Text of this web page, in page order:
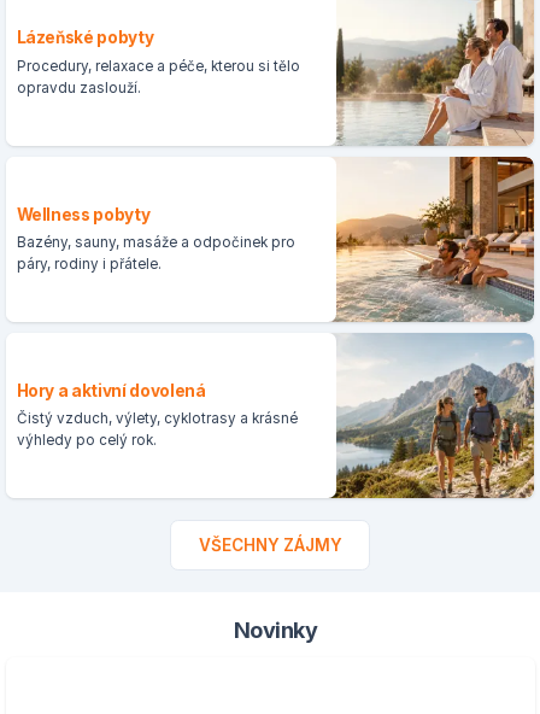
Lázeňské pobyty
Procedury, relaxace a péče, kterou si tělo
opravdu zaslouží.
Wellness pobyty
Bazény, sauny, masáže a odpočinek pro
páry, rodiny i přátele.
Hory a aktivní dovolená
Čistý vzduch, výlety, cyklotrasy a krásné
výhledy po celý rok.
VŠECHNY ZÁJMY
Novinky